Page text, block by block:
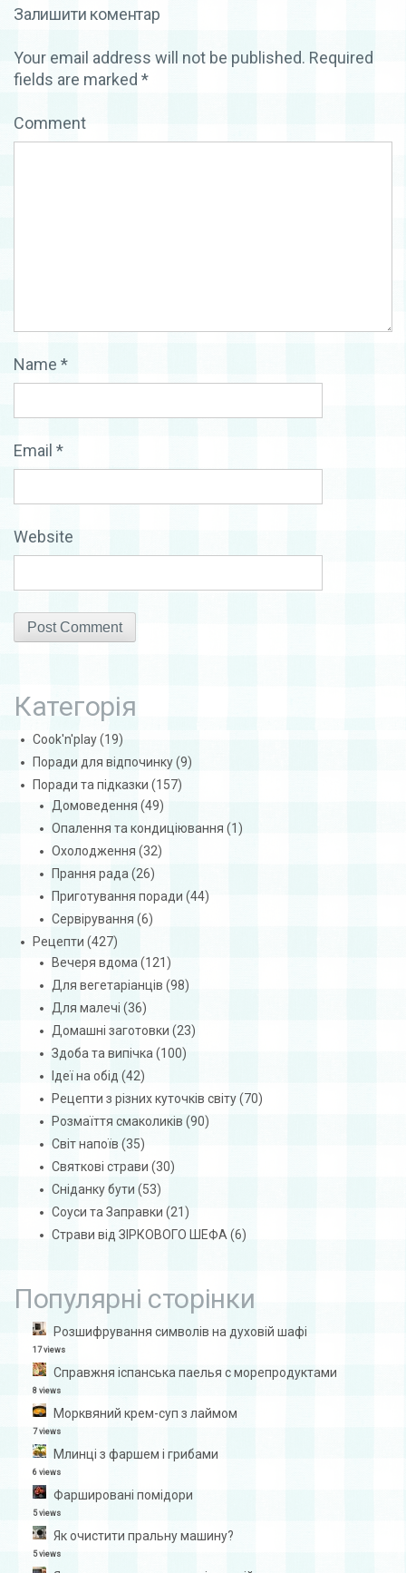
Залишити коментар
Your email address will not be published. Required
fields are marked *
Comment
Name *
Email *
Website
Категорія
Cook'n'play(19)
Поради для відпочинку(9)
Поради та підказки (157)
Домоведення (49)
Опалення та кондиціювання (1)
Охолодження (32)
Прання рада(26)
Приготування поради (44)
Сервірування (6)
Рецепти (427)
Вечеря вдома(121)
Для вегетаріанців (98)
Для малечі (36)
Домашні заготовки (23)
Здоба та випічка(100)
Ідеї на обід (42)
Рецепти з різних куточків світу(70)
Розмаїття смаколиків (90)
Світ напоїв (35)
Святкові страви (30)
Сніданку бути (53)
Соуси та Заправки (21)
Страви від ЗІРКОВОГО ШЕФА(6)
Популярні сторінки
Розшифрування символів на духовій шафі
17 views
Справжня іспанська паелья с морепродуктами
8 views
Морквяний крем-суп з лаймом
7 views
Млинці з фаршем і грибами
6 views
Фаршировані помідори
5 views
Як очистити пральну машину?
5 views